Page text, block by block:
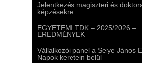
Jelentkezés magiszteri és
képzésekre
EGYETEMI TDK – 2025/2026 –
EREDMÉNYEK
Vállalkozói panel a Selye János
Napok keretein belül